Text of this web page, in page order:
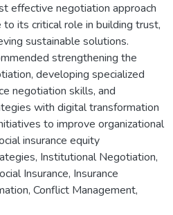
effective negotiation approach
its critical role in building trust,
sustainable solutions.
strengthening the
developing specialized
negotiation skills, and
with digital transformation
to improve organizational
insurance equity
Institutional Negotiation,
Insurance, Insurance
Conflict Management,